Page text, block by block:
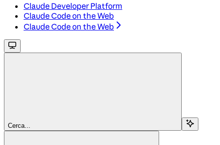
Claude Developer Platform
Claude Code on the Web
Claude Code on the Web
Cerca...